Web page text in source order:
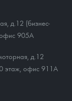
д.12 (бизнес-
905А
д.12
этаж, офис 911А